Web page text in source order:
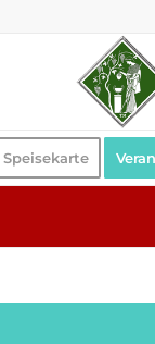
Speisekarte